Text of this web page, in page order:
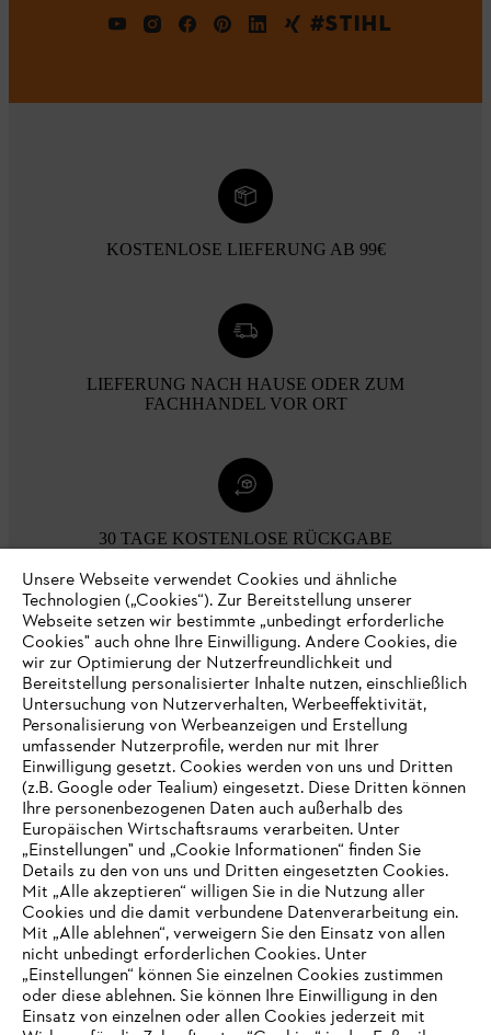
#STIHL
KOSTENLOSE LIEFERUNG AB 99€
LIEFERUNG NACH HAUSE ODER ZUM
FACHHANDEL VOR ORT
30 TAGE KOSTENLOSE RÜCKGABE
Zahlungsmöglichkeiten
Unternehmen
Online Shop
Service
IHR BROWSER WIRD NICHT
UNTERSTÜTZT
Unsere Webseite verwendet Cookies und ähnliche
Technologien („Cookies“). Zur Bereitstellung unserer
Webseite setzen wir bestimmte „unbedingt erforderliche
Cookies" auch ohne Ihre Einwilligung. Andere Cookies, die
wir zur Optimierung der Nutzerfreundlichkeit und
Bereitstellung personalisierter Inhalte nutzen, einschließlich
Untersuchung von Nutzerverhalten, Werbeeffektivität,
Personalisierung von Werbeanzeigen und Erstellung
umfassender Nutzerprofile, werden nur mit Ihrer
Einwilligung gesetzt. Cookies werden von uns und Dritten
(z.B. Google oder Tealium) eingesetzt. Diese Dritten können
Ihre personenbezogenen Daten auch außerhalb des
Europäischen Wirtschaftsraums verarbeiten. Unter
„Einstellungen" und „Cookie Informationen“ finden Sie
Details zu den von uns und Dritten eingesetzten Cookies.
Mit „Alle akzeptieren“ willigen Sie in die Nutzung aller
Cookies und die damit verbundene Datenverarbeitung ein.
Mit „Alle ablehnen“, verweigern Sie den Einsatz von allen
nicht unbedingt erforderlichen Cookies. Unter
„Einstellungen“ können Sie einzelnen Cookies zustimmen
oder diese ablehnen. Sie können Ihre Einwilligung in den
Einsatz von einzelnen oder allen Cookies jederzeit mit